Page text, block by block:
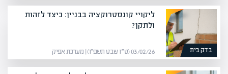
בדק בית
ליקויי קונסטרוקציה בבניין: כיצד לזהות
ולתקן?
03/02/26 (ט״ז שבט תשפ״ו) | מערכת אפיק